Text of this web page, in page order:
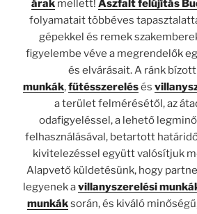
árakmellett! Aszfalt felújítás
folyamatait többéves
gépekkel és remek
figyelembe véve a megrendelők
és elvárásait. A ránk bízott
munkák,fűtésszerelésés
a terület felmérésétől, az
odafigyeléssel, a lehető
felhasználásával, betartott
kivitelezéssel együtt valósítjuk
Alapvető küldetésünk, hogy
legyenek avillanyszerelési
munkáksorán, és kiváló